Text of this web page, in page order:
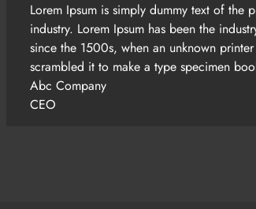
Lorem Ipsum is simply dummy text of the
industry. Lorem Ipsum has been the
since the 1500s, when an unknown
scrambled it to make a type specimen
Abc Company
CEO